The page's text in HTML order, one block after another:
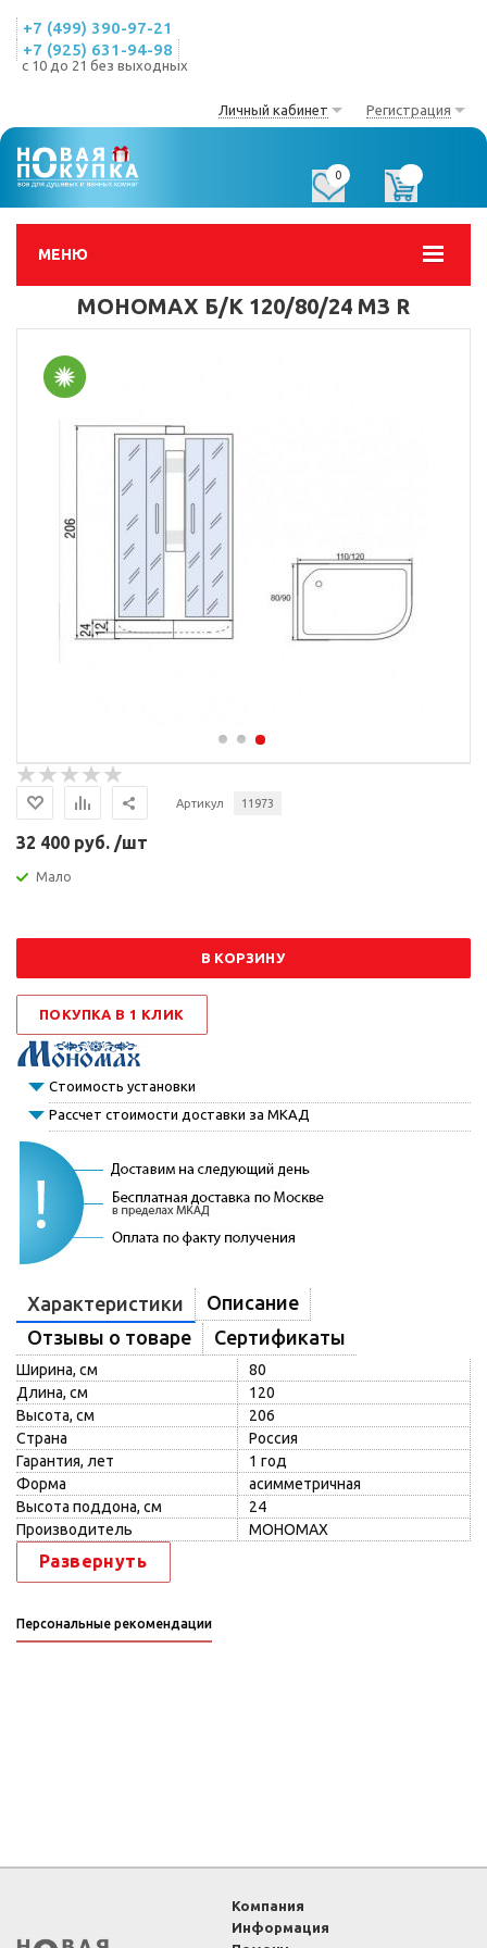
+7 (499) 390-97-21
+7 (925) 631-94-98
с 10 до 21 без выходных
Личный кабинет Регистрация
МЕНЮ
0
МОНОМАХ Б/К 120/80/24 МЗ R
Артикул 11973
32 400 руб. /шт
Мало
В КОРЗИНУ
ПОКУПКА В 1 КЛИК
Стоимость установки
Рассчет стоимости доставки за МКАД
Характеристики
Описание
Отзывы о товаре
Сертификаты
Ширина, см
80
Длина, см
120
Высота, см
206
Страна
Россия
Гарантия, лет
1 год
Форма
асимметричная
Высота поддона, см
24
Производитель
МОНОМАХ
Развернуть
Персональные рекомендации
Компания
Информация